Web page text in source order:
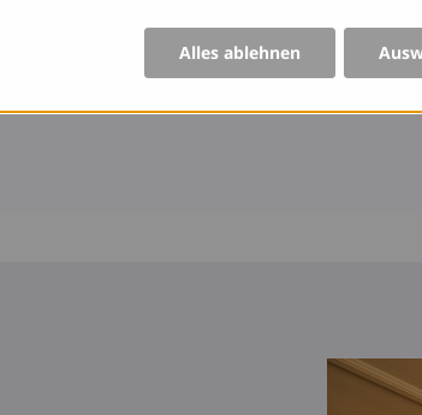
Alles ablehnen